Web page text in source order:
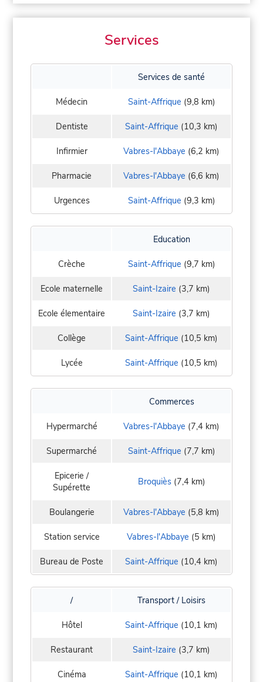
Services
Services de santé
Médecin Saint-Affrique (9,8 km)
Dentiste Saint-Affrique (10,3 km)
Infirmier Vabres-l'Abbaye (6,2 km)
Pharmacie Vabres-l'Abbaye (6,6 km)
Urgences Saint-Affrique (9,3 km)
Education
Crèche Saint-Affrique (9,7 km)
Ecole maternelle Saint-Izaire (3,7 km)
Ecole élementaire Saint-Izaire (3,7 km)
Collège Saint-Affrique (10,5 km)
Lycée Saint-Affrique (10,5 km)
Commerces
Hypermarché Vabres-l'Abbaye (7,4 km)
Supermarché Saint-Affrique (7,7 km)
Epicerie /
Supérette
Broquiès(7,4 km)
Boulangerie Vabres-l'Abbaye (5,8 km)
Station service Vabres-l'Abbaye (5 km)
Bureau de Poste Saint-Affrique (10,4 km)
/ Transport / Loisirs
Hôtel Saint-Affrique (10,1 km)
Restaurant Saint-Izaire (3,7 km)
Cinéma Saint-Affrique (10,1 km)